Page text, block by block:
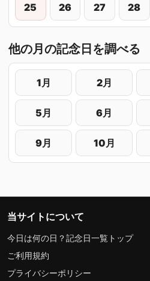
25 26 27 28
他の月の記念日を調べる
1月 2月
5月 6月
9月 10月
当サイトについて
今日は何の日？記念日一覧トップ
ご利用規約
プライバシーポリシー